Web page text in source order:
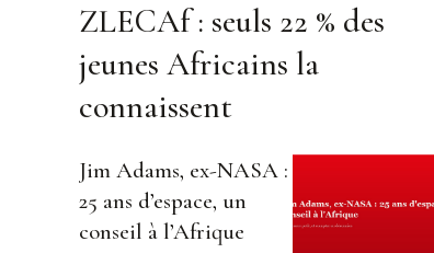
ZLECAf : seuls 22 % des
jeunes Africains la
connaissent
Jim Adams, ex-NASA :
25 ans d’espace, un
conseil à l’Afrique